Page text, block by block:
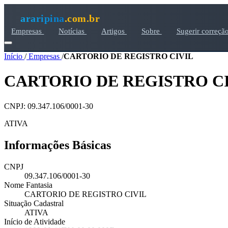
araripina.com.br
Empresas Notícias Artigos Sobre Sugerir correção
Início /Empresas /CARTORIO DE REGISTRO CIVIL
CARTORIO DE REGISTRO
CNPJ: 09.347.106/0001-30
ATIVA
Informações Básicas
CNPJ
09.347.106/0001-30
Nome Fantasia
CARTORIO DE REGISTRO CIVIL
Situação Cadastral
ATIVA
Início de Atividade